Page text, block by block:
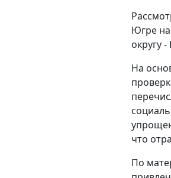
Югре
округу
На
что
По